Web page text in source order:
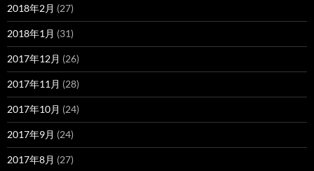
2018年2月 (27)
2018年1月 (31)
2017年12月 (26)
2017年11月 (28)
2017年10月 (24)
2017年9月 (24)
2017年8月 (27)